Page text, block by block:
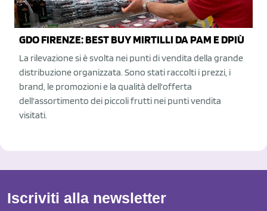
GDO FIRENZE: BEST BUY MIRTILLI DA PAM E DPIÙ
La rilevazione si è svolta nei punti di vendita della grande
distribuzione organizzata. Sono stati raccolti i prezzi, i
brand, le promozioni e la qualità dell'offerta
dell'assortimento dei piccoli frutti nei punti vendita
visitati.
Iscriviti alla newsletter